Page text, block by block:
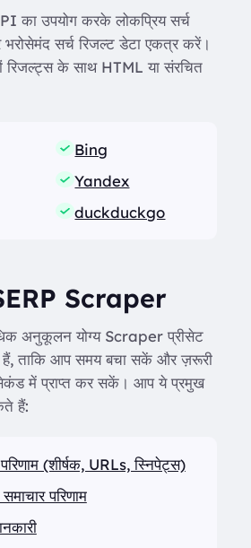
का उपयोग करके लोकप्रिय सर्च
सर्च रिजल्ट डेटा एकत्र करें।
रिजल्ट्स के साथ HTML या संरचित
Bing
Yandex
duckduckgo
Scraper
अनुकूलन योग्य Scraper प्रीसेट
हैं, ताकि आप समय बचा सकें और ज़रूरी
में प्राप्त कर सकें। आप ये प्रमुख
हैं:
(शीर्षक, URLs, स्निपेट्स)
परिणाम